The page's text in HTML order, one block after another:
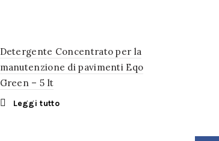
Detergente Concentrato per la
manutenzione di pavimenti Eqo
Green – 5 lt
Leggi tutto